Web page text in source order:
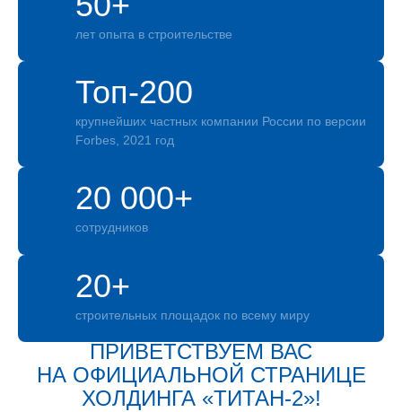
20 000+
сотрудников
20+
строительных площадок по всему миру
лет опыта в строительстве
Топ-200
крупнейших частных компании России по версии
Forbes, 2021 год
ПРИВЕТСТВУЕМ ВАС
НА ОФИЦИАЛЬНОЙ СТРАНИЦЕ
ХОЛДИН­ГА «ТИТАН‑2»!